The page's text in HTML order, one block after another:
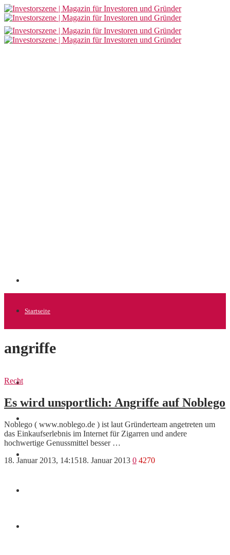
Startseite
Allgemein
angriffe
Recht
Es wird unsportlich: Angriffe auf Noblego
Noblego ( www.noblego.de ) ist laut Gründerteam angetreten um
das Einkaufserlebnis im Internet für Zigarren und andere
hochwertige Genussmittel besser …
18. Januar 2013, 14:1518. Januar 2013 0 4270